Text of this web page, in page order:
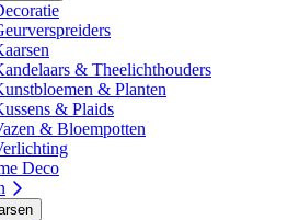
& Theelichthouders
& Planten
& Plaids
& Bloempotten
Deco